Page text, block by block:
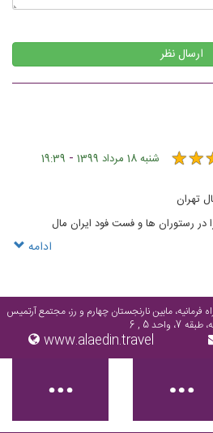
ارسال نظر
★★
★★ شنبه 18 مرداد 1399 -
19:39
تهران
در رستوران ها و فست فود ایران مال
ادامه
فرمانیه، مابین نارنجستان چهارم و رز، مجتمع آرتمیس
7، واحد 5 , 6
www.alaedin.travel